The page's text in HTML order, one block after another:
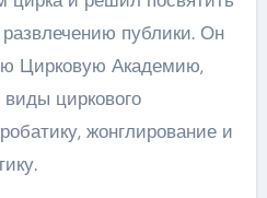
публики. Он
Цирковую Академию,
циркового
жонглирование и